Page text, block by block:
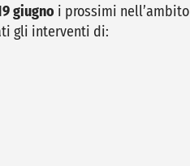
giugno i prossimi nell’ambito
gli interventi di: